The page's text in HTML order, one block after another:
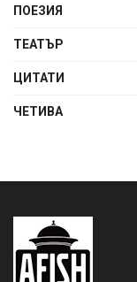
ПОЕЗИЯ
ТЕАТЪР
ЦИТАТИ
ЧЕТИВА